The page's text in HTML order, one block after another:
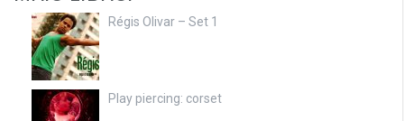
Régis Olivar – Set 1
Play piercing: corset